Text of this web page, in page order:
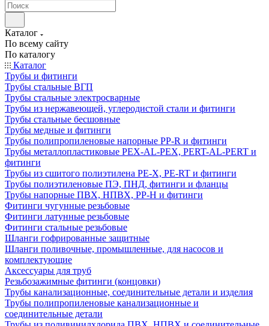
Каталог
По всему сайту
По каталогу
Каталог
Трубы и фитинги
Трубы стальные ВГП
Трубы стальные электросварные
Трубы из нержавеющей, углеродистой стали и фитинги
Трубы стальные бесшовные
Трубы медные и фитинги
Трубы полипропиленовые напорные PP-R и фитинги
Трубы металлопластиковые PEX-AL-PEX, PERT-AL-PERT и
фитинги
Трубы из сшитого полиэтилена PE-X, PE-RT и фитинги
Трубы полиэтиленовые ПЭ, ПНД, фитинги и фланцы
Трубы напорные ПВХ, НПВХ, PP-H и фитинги
Фитинги чугунные резьбовые
Фитинги латунные резьбовые
Фитинги стальные резьбовые
Шланги гофрированные защитные
Шланги поливочные, промышленные, для насосов и
комплектующие
Аксессуары для труб
Резьбозажимные фитинги (концовки)
Трубы канализационные, соединительные детали и изделия
Трубы полипропиленовые канализационные и
соединительные детали